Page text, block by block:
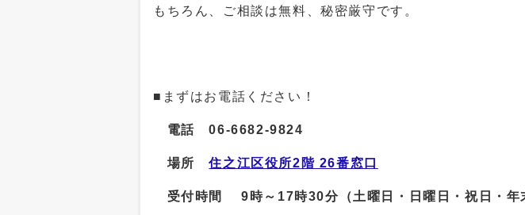
もちろん、ご相談は無料、秘密厳守です。
■まずはお電話ください！
電話 06-6682-9824
場所住之江区役所2 階 26番窓口
受付時間9 時～ 17時30分（土曜日・日曜日・祝日・年